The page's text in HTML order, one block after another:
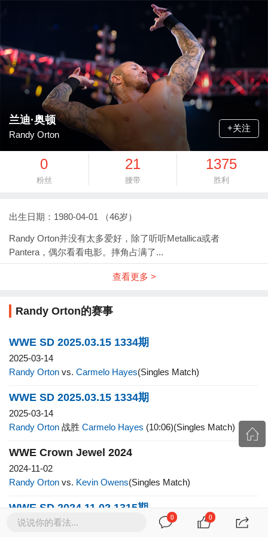
说说你的看法... 0 0
兰迪·奥顿
Randy Orton
+关注
0
粉丝
21
腰带
1375
胜利
出生日期：1980-04-01 （46岁）
Randy Orton并没有太多爱好，除了听听Metallica或者
Pantera，偶尔看看电影。摔角占满了...
查看更多 >
Randy Orton的赛事
WWE SD 2025.03.15 1334期
2025-03-14
Randy Orton vs.Carmelo Hayes(Singles Match)
WWE SD 2025.03.15 1334期
2025-03-14
Randy Orton 战胜Carmelo Hayes (10:06)(Singles Match)
WWE Crown Jewel 2024
2024-11-02
Randy Orton vs. Kevin Owens(Singles Match)
WWE SD 2024.11.02 1315期
2024-10-25